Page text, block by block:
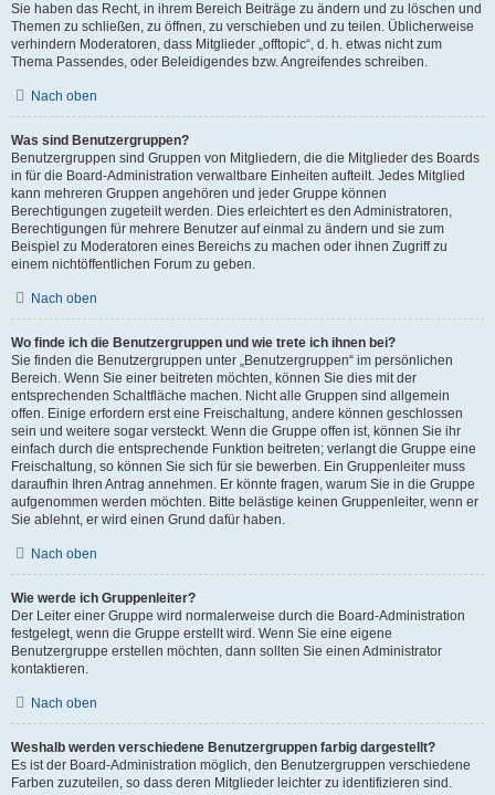
Sie haben das Recht, in ihrem Bereich Beiträge zu ändern und zu löschen und
Themen zu schließen, zu öffnen, zu verschieben und zu teilen. Üblicherweise
verhindern Moderatoren, dass Mitglieder „offtopic“, d. h. etwas nicht zum
Thema Passendes, oder Beleidigendes bzw. Angreifendes schreiben.
Nach oben
Was sind Benutzergruppen?
Benutzergruppen sind Gruppen von Mitgliedern, die die Mitglieder des Boards
in für die Board-Administration verwaltbare Einheiten aufteilt. Jedes Mitglied
kann mehreren Gruppen angehören und jeder Gruppe können
Berechtigungen zugeteilt werden. Dies erleichtert es den Administratoren,
Berechtigungen für mehrere Benutzer auf einmal zu ändern und sie zum
Beispiel zu Moderatoren eines Bereichs zu machen oder ihnen Zugriff zu
einem nichtöffentlichen Forum zu geben.
Nach oben
Wo finde ich die Benutzergruppen und wie trete ich ihnen bei?
Sie finden die Benutzergruppen unter „Benutzergruppen“ im persönlichen
Bereich. Wenn Sie einer beitreten möchten, können Sie dies mit der
entsprechenden Schaltfläche machen. Nicht alle Gruppen sind allgemein
offen. Einige erfordern erst eine Freischaltung, andere können geschlossen
sein und weitere sogar versteckt. Wenn die Gruppe offen ist, können Sie ihr
einfach durch die entsprechende Funktion beitreten; verlangt die Gruppe eine
Freischaltung, so können Sie sich für sie bewerben. Ein Gruppenleiter muss
daraufhin Ihren Antrag annehmen. Er könnte fragen, warum Sie in die Gruppe
aufgenommen werden möchten. Bitte belästige keinen Gruppenleiter, wenn er
Sie ablehnt, er wird einen Grund dafür haben.
Nach oben
Wie werde ich Gruppenleiter?
Der Leiter einer Gruppe wird normalerweise durch die Board-Administration
festgelegt, wenn die Gruppe erstellt wird. Wenn Sie eine eigene
Benutzergruppe erstellen möchten, dann sollten Sie einen Administrator
kontaktieren.
Nach oben
Weshalb werden verschiedene Benutzergruppen farbig dargestellt?
Es ist der Board-Administration möglich, den Benutzergruppen verschiedene
Farben zuzuteilen, so dass deren Mitglieder leichter zu identifizieren sind.